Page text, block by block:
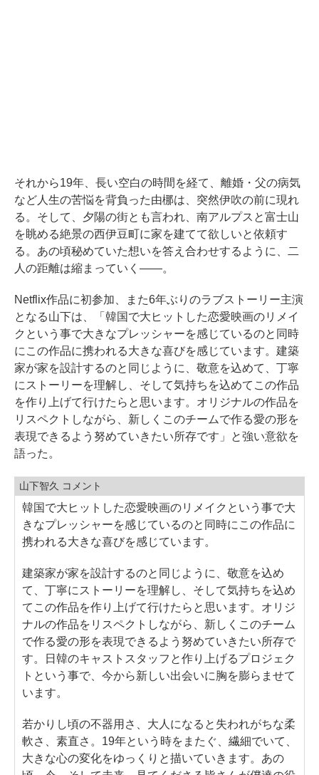
それから19年、長い空白の時間を経て、離婚・父の病気
など人生の苦悩を背負った由梛は、突然伊吹の前に現れ
る。そして、夕陽の街とも言われ、南アルプスと富士山
を眺める絶景の西伊豆町に家を建てて欲しいと依頼す
る。あの頃秘めていた想いを答え合わせするように、二
人の距離は縮まっていく――。
Netflix作品に初参加、また6年ぶりのラブストーリー主演
となる山下は、「韓国で大ヒットした恋愛映画のリメイ
クという事で大きなプレッシャーを感じているのと同時
にこの作品に携われる大きな喜びを感じています。建築
家が家を設計するのと同じように、敬意を込めて、丁寧
にストーリーを理解し、そして気持ちを込めてこの作品
を作り上げて行けたらと思います。オリジナルの作品を
リスペクトしながら、新しくこのチームで作る愛の形を
表現できるよう努めていきたい所存です」と強い意欲を
語った。
山下智久 コメント
韓国で大ヒットした恋愛映画のリメイクという事で大
きなプレッシャーを感じているのと同時にこの作品に
携われる大きな喜びを感じています。
建築家が家を設計するのと同じように、敬意を込め
て、丁寧にストーリーを理解し、そして気持ちを込め
てこの作品を作り上げて行けたらと思います。オリジ
ナルの作品をリスペクトしながら、新しくこのチーム
で作る愛の形を表現できるよう努めていきたい所存で
す。日韓のキャストスタッフと作り上げるプロジェク
トという事で、今から新しい出会いに胸を膨らませて
います。
若かりし頃の不器用さ、大人になると失われがちな柔
軟さ、素直さ。19年という時をまたぐ、繊細でいて、
大きな心の変化をゆっくりと描いていきます。あの